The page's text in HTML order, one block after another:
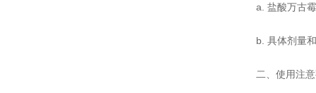
a. 盐酸万古霉
b. 具体剂量和
二、使用注意